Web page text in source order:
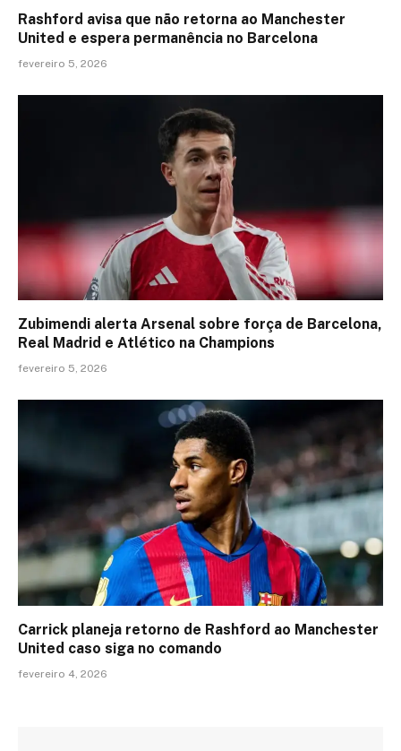
Rashford avisa que não retorna ao Manchester
United e espera permanência no Barcelona
fevereiro 5, 2026
Zubimendi alerta Arsenal sobre força de Barcelona,
Real Madrid e Atlético na Champions
fevereiro 5, 2026
Carrick planeja retorno de Rashford ao Manchester
United caso siga no comando
fevereiro 4, 2026